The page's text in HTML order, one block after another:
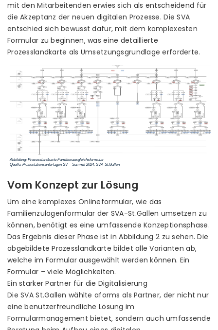
mit den Mitarbeitenden erwies sich als entscheidend für
die Akzeptanz der neuen digitalen Prozesse. Die SVA
entschied sich bewusst dafür, mit dem komplexesten
Formular zu beginnen, was eine detaillierte
Prozesslandkarte als Umsetzungsgrundlage erforderte.
Vom Konzept zur Lösung
Um eine komplexes Onlineformular, wie das
Familienzulagenformular der SVA-St.Gallen umsetzen zu
können, benötigt es eine umfassende Konzeptionsphase.
Das Ergebnis dieser Phase ist in Abbildung 2 zu sehen. Die
abgebildete Prozesslandkarte bildet alle Varianten ab,
welche im Formular ausgewählt werden können. Ein
Formular – viele Möglichkeiten.
Ein starker Partner für die Digitalisierung
Die SVA St.Gallen wählte aforms als Partner, der nicht nur
eine benutzerfreundliche Lösung im
Formularmanagement bietet, sondern auch umfassende